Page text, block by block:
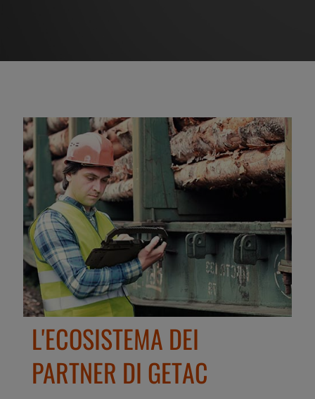
L'ECOSISTEMA DEI
PARTNER DI GETAC